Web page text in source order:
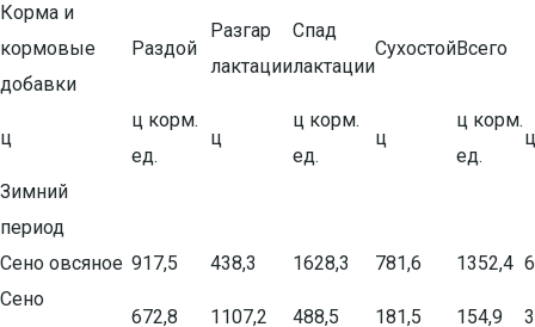
Корма и
кормовые
добавки
Раздой
Разгар
лактации
Спад
лактации
СухостойВсего
ц
ц корм.
ед.
ц
ц корм.
ед.
ц
ц корм.
ед.
ц
Зимний
период
Сено овсяное 917,5 438,3 1628,3 781,6 1352,4
Сено
672,8 1107,2 488,5 181,5 154,9